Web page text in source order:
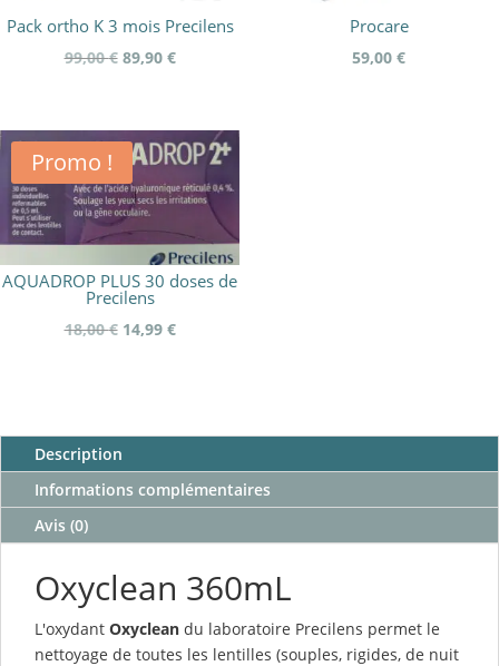
Pack ortho K 3 mois Precilens
99,00€ Le
était :
99,00 €.
89,90 €Le
est :
89,90 €.
Procare
59,00€
Promo !
AQUADROP PLUS 30 doses de
Precilens
18,00€ Le
18,00 €.
14,99 €Le
14,99 €.
Description
Informations complémentaires
Avis (0)
Oxyclean 360mL
L'oxydant Oxyclean du laboratoire Precilens permet le
nettoyage de toutes les lentilles (souples, rigides, de nuit